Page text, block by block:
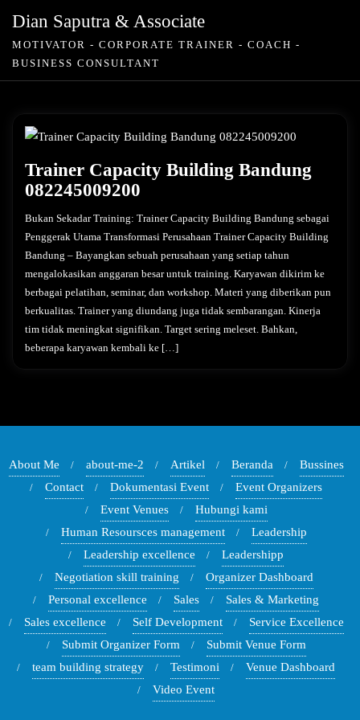
Dian Saputra & Associate
MOTIVATOR - CORPORATE TRAINER - COACH -
BUSINESS CONSULTANT
Trainer Capacity Building Bandung
082245009200
Bukan Sekadar Training: Trainer Capacity Building Bandung sebagai
Penggerak Utama Transformasi Perusahaan Trainer Capacity Building
Bandung – Bayangkan sebuah perusahaan yang setiap tahun
mengalokasikan anggaran besar untuk training. Karyawan dikirim ke
berbagai pelatihan, seminar, dan workshop. Materi yang diberikan pun
berkualitas. Trainer yang diundang juga tidak sembarangan. Kinerja
tim tidak meningkat signifikan. Target sering meleset. Bahkan,
beberapa karyawan kembali ke […]
About Me about-me-2 Artikel Beranda
Bussines
Contact
Dokumentasi Event
Event Organizers
Event Venues
Hubungi kami
Human Resoursces management
Leadership
Leadership excellence
Leadershipp
Negotiation skill training
Organizer Dashboard
Personal excellence
Sales
Sales & Marketing
Sales excellence
Self Development
Service Excellence
Submit Organizer Form
Submit Venue Form
team building strategy
Testimoni
Venue Dashboard
Video Event